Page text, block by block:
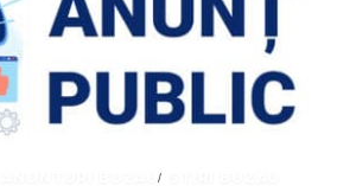
ANUNTURI BUZAU